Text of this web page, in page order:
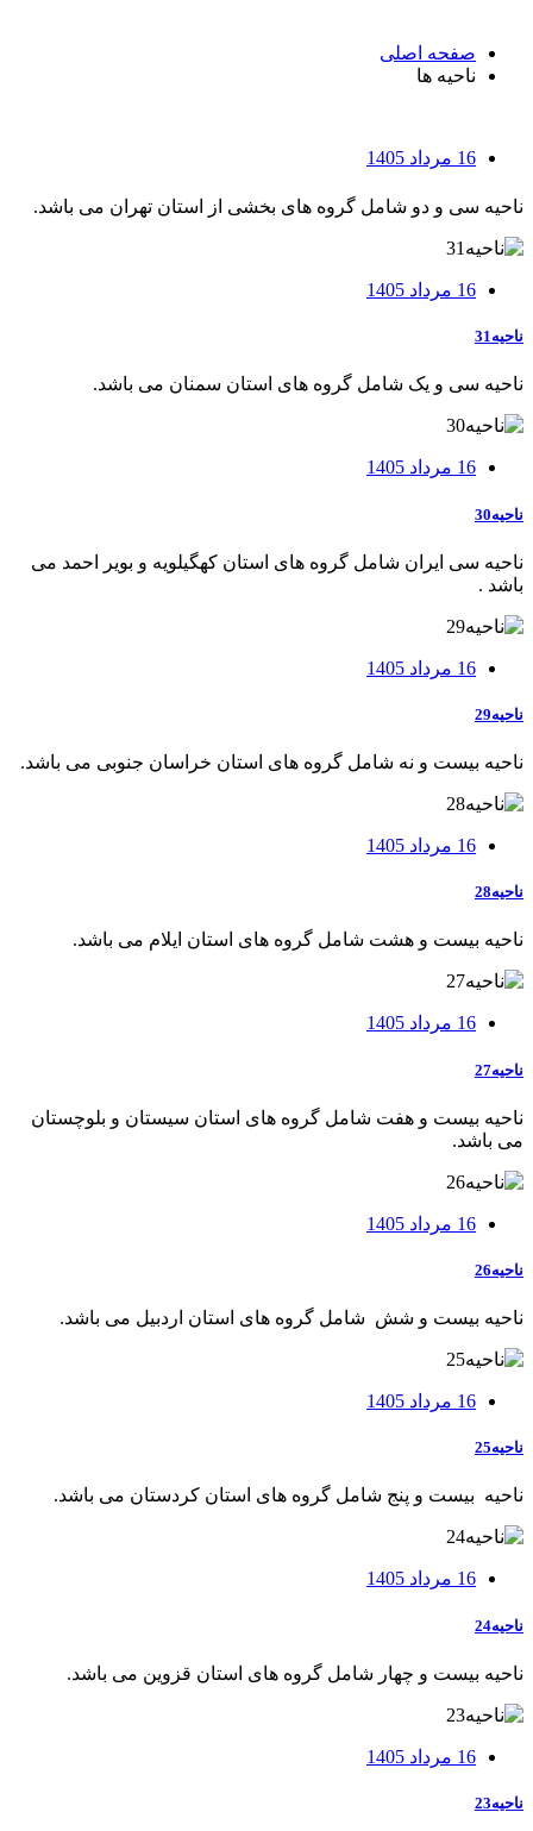
صفحه اصلی
ناحیه ها
16 مرداد 1405
ناحيه سی و دو شامل گروه های بخشی از استان تهران می باشد.
16 مرداد 1405
ناحیه31
ناحیه سی و یک شامل گروه های استان سمنان می باشد.
16 مرداد 1405
ناحیه30
ناحیه سی ایران شامل گروه های استان کهگیلویه و بویر احمد می
باشد .
16 مرداد 1405
ناحیه29
ناحيه بيست و نه شامل گروه های استان خراسان جنوبی می باشد.
16 مرداد 1405
ناحیه28
ناحيه بيست و هشت شامل گروه های استان ایلام می باشد.
16 مرداد 1405
ناحیه27
ناحيه بيست و هفت شامل گروه های استان سيستان و بلوچستان
می باشد.
16 مرداد 1405
ناحیه26
ناحيه بيست و شش شامل گروه های استان اردبيل می باشد.
16 مرداد 1405
ناحیه25
ناحيه بيست و پنج شامل گروه های استان کردستان می باشد.
16 مرداد 1405
ناحیه24
ناحيه بیست و چهار شامل گروه های استان قزوين می باشد.
16 مرداد 1405
ناحیه23